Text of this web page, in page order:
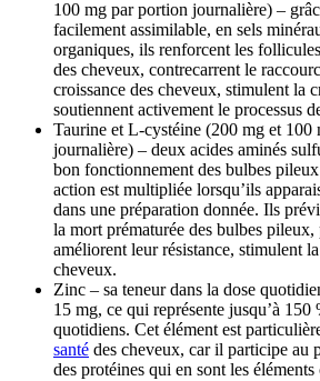
100 mg par portion journalière) –
facilement assimilable, en sels
organiques, ils renforcent les
des cheveux, contrecarrent le
croissance des cheveux, stimulent la
soutiennent activement le processus
Taurine et L-cystéine (200 mg et 100
journalière) – deux acides aminés
bon fonctionnement des bulbes
action est multipliée lorsqu’ils
dans une préparation donnée. Ils
la mort prématurée des bulbes
améliorent leur résistance, stimulent
cheveux.
Zinc – sa teneur dans la dose
15 mg, ce qui représente jusqu’à 150
quotidiens. Cet élément est
santé des cheveux, car il participe au
des protéines qui en sont les